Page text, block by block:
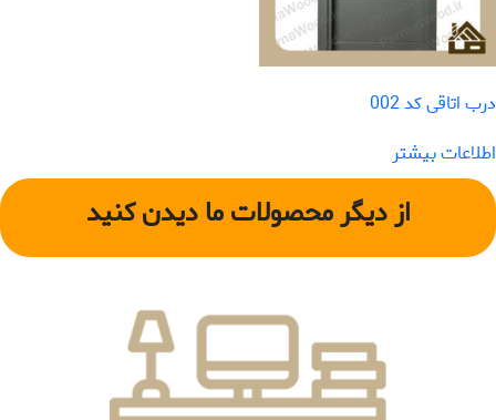
درب اتاقی کد 002
اطلاعات بیشتر
از دیگر محصولات ما دیدن کنید